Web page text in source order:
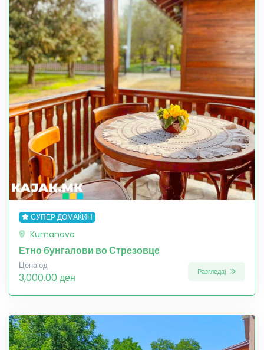
СУПЕР ДОМАЌИН
Kumanovo
Етно бунгалови во Стрезовце
Цена од
3,000.00 ден Разгледај